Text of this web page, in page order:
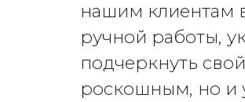
нашим клиентам
ручной работы,
подчеркнуть
роскошным, но и